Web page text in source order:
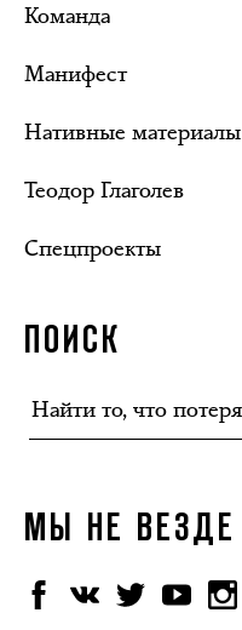
Команда
Манифест
Нативные материалы
Теодор Глаголев
Спецпроекты
ПОИСК
МЫ НЕ ВЕЗДЕ